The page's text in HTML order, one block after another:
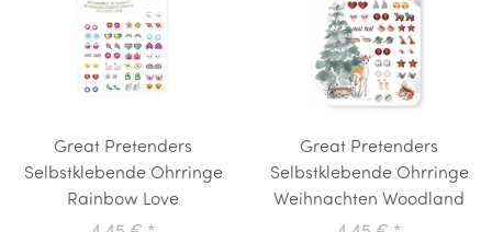
Great Pretenders
Selbstklebende Ohrringe
Rainbow Love
Great Pretenders
Selbstklebende Ohrringe
Weihnachten Woodland